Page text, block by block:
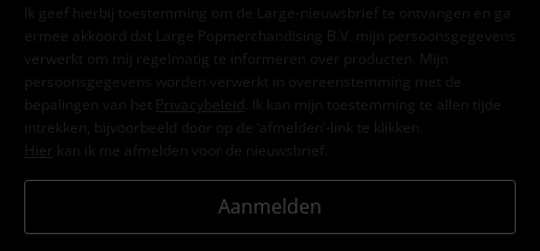
Ik geef hierbij toestemming om de Large-nieuwsbrief te ontvangen en ga
ermee akkoord dat Large Popmerchandising B.V. mijn persoonsgegevens
verwerkt om mij regelmatig te informeren over producten. Mijn
persoonsgegevens worden verwerkt in overeenstemming met de
bepalingen van het
Privacybeleid . Ik kan mijn toestemming te allen tijde
intrekken, bijvoorbeeld door op de ‘afmelden’-link te klikken.
Hier kan ik me afmelden voor de nieuwsbrief.
Aanmelden